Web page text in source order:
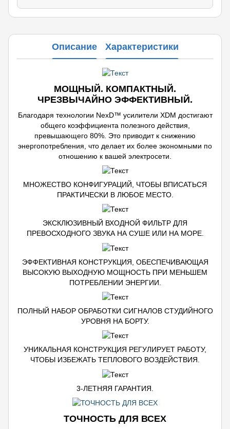
Описание Характеристики
МОЩНЫЙ. КОМПАКТНЫЙ.
ЧРЕЗВЫЧАЙНО ЭФФЕКТИВНЫЙ.
Благодаря технологии NexD™ усилители XDM достигают
общего коэффициента полезного действия,
превышающего 80%. Это приводит к снижению
энергопотребления, что делает их более экономными по
отношению к вашей электросети.
МНОЖЕСТВО КОНФИГУРАЦИЙ, ЧТОБЫ ВПИСАТЬСЯ
ПРАКТИЧЕСКИ В ЛЮБОЕ МЕСТО.
ЭКСКЛЮЗИВНЫЙ ВХОДНОЙ ФИЛЬТР ДЛЯ
ПРЕВОСХОДНОГО ЗВУКА НА СУШЕ ИЛИ НА МОРЕ.
ЭФФЕКТИВНАЯ КОНСТРУКЦИЯ, ОБЕСПЕЧИВАЮЩАЯ
ВЫСОКУЮ ВЫХОДНУЮ МОЩНОСТЬ ПРИ МЕНЬШЕМ
ПОТРЕБЛЕНИИ ЭНЕРГИИ.
ПОЛНЫЙ НАБОР ОБРАБОТКИ СИГНАЛОВ СТУДИЙНОГО
УРОВНЯ НА БОРТУ.
УНИКАЛЬНАЯ КОНСТРУКЦИЯ РЕГУЛИРУЕТ РАБОТУ,
ЧТОБЫ ИЗБЕЖАТЬ ТЕПЛОВОГО ВОЗДЕЙСТВИЯ.
3-ЛЕТНЯЯ ГАРАНТИЯ.
ТОЧНОСТЬ ДЛЯ ВСЕХ